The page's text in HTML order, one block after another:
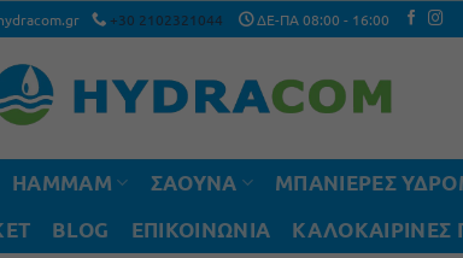
+30 2102321044 ΔΕ-ΠΑ 08:00 - 16:00
HAMMAM ΣΑΟΥΝΑ
ΜΠΑΝΙΕΡΕΣ
BLOG ΕΠΙΚΟΙΝΩΝΙΑ